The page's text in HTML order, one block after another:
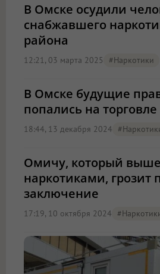
В Омске осудили
снабжавшего
района
12:21, 03 марта 2025 #наркотики
В Омске будущие
попались на
18:44, 13 декабря 2024
Омичу, который
наркотиками, грозит
заключение
17:19, 10 октября 2024